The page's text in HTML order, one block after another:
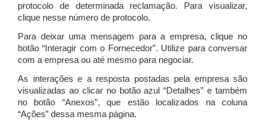
protocolo de determinada reclamação. Para visualizar,
clique nesse número de protocolo.
Para deixar uma mensagem para a empresa, clique no
botão “Interagir com o Fornecedor”. Utilize para conversar
com a empresa ou até mesmo para negociar.
As interações e a resposta postadas pela empresa são
visualizadas ao clicar no botão azul “Detalhes” e também
no botão “Anexos”, que estão localizados na coluna
“Ações” dessa mesma página.